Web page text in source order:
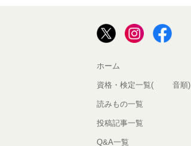
ホーム
資格・検定一覧(50音順)
読みもの一覧
投稿記事一覧
Q&A一覧